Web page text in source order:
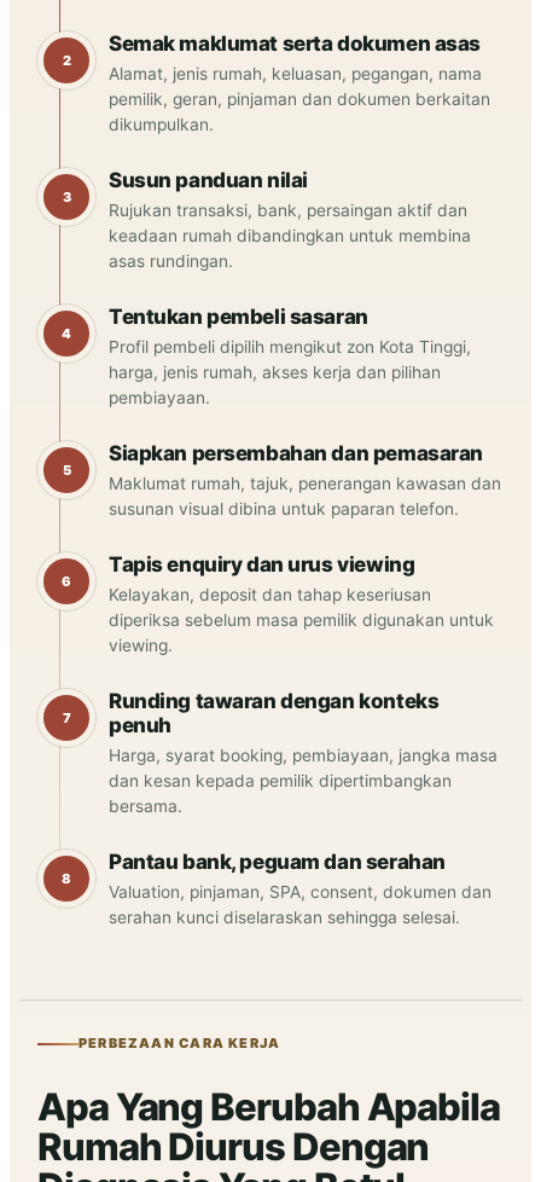
Semak maklumat serta dokumen asas
Alamat, jenis rumah, keluasan, pegangan, nama
pemilik, geran, pinjaman dan dokumen berkaitan
dikumpulkan.
Susun panduan nilai
Rujukan transaksi, bank, persaingan aktif dan
keadaan rumah dibandingkan untuk membina
asas rundingan.
Tentukan pembeli sasaran
Profil pembeli dipilih mengikut zon Kota Tinggi,
harga, jenis rumah, akses kerja dan pilihan
pembiayaan.
Siapkan persembahan dan pemasaran
Maklumat rumah, tajuk, penerangan kawasan dan
susunan visual dibina untuk paparan telefon.
Tapis enquiry dan urus viewing
Kelayakan, deposit dan tahap keseriusan
diperiksa sebelum masa pemilik digunakan untuk
viewing.
Runding tawaran dengan konteks
penuh
Harga, syarat booking, pembiayaan, jangka masa
dan kesan kepada pemilik dipertimbangkan
bersama.
Pantau bank, peguam dan serahan
Valuation, pinjaman, SPA, consent, dokumen dan
serahan kunci diselaraskan sehingga selesai.
PERBEZAAN CARA KERJA
Apa Yang Berubah Apabila
Rumah Diurus Dengan